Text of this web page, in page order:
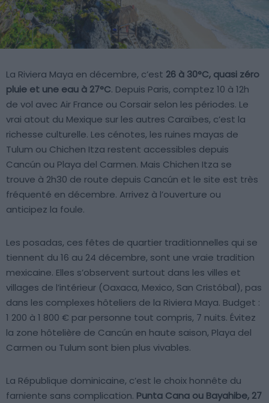
La Riviera Maya en décembre, c’est 26 à 30°C, quasi zéro
pluie et une eau à 27°C. Depuis Paris, comptez 10 à 12h
de vol avec Air France ou Corsair selon les périodes. Le
vrai atout du Mexique sur les autres Caraïbes, c’est la
richesse culturelle. Les cénotes, les ruines mayas de
Tulum ou Chichen Itza restent accessibles depuis
Cancún ou Playa del Carmen. Mais Chichen Itza se
trouve à 2h30 de route depuis Cancún et le site est très
fréquenté en décembre. Arrivez à l’ouverture ou
anticipez la foule.
Les posadas, ces fêtes de quartier traditionnelles qui se
tiennent du 16 au 24 décembre, sont une vraie tradition
mexicaine. Elles s’observent surtout dans les villes et
villages de l’intérieur (Oaxaca, Mexico, San Cristóbal), pas
dans les complexes hôteliers de la Riviera Maya. Budget :
1 200 à 1 800 € par personne tout compris, 7 nuits. Évitez
la zone hôtelière de Cancún en haute saison, Playa del
Carmen ou Tulum sont bien plus vivables.
La République dominicaine, c’est le choix honnête du
farniente sans complication. Punta Cana ou Bayahibe, 27